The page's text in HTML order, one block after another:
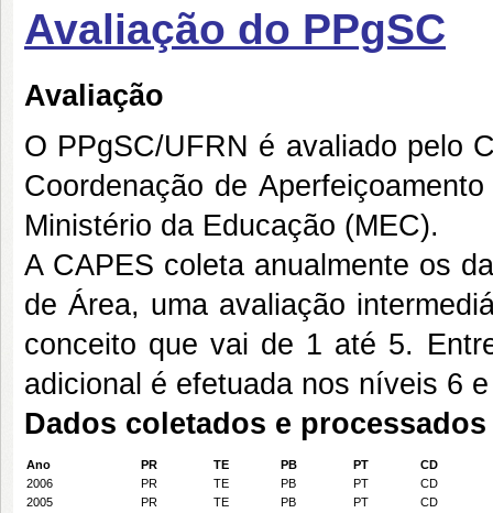
Avaliação do PPgSC
Avaliação
O PPgSC/UFRN é avaliado pelo
Coordenação de
Ministério da Educação (MEC).
A CAPES coleta anualmente os
de Área, uma avaliação
conceito que vai de 1 até 5.
adicional é efetuada nos níveis 6
Dados coletados e processados
Ano PR TE PB PT
CD
2006
PR TE PB PT
CD
2005
PR TE PB PT
CD